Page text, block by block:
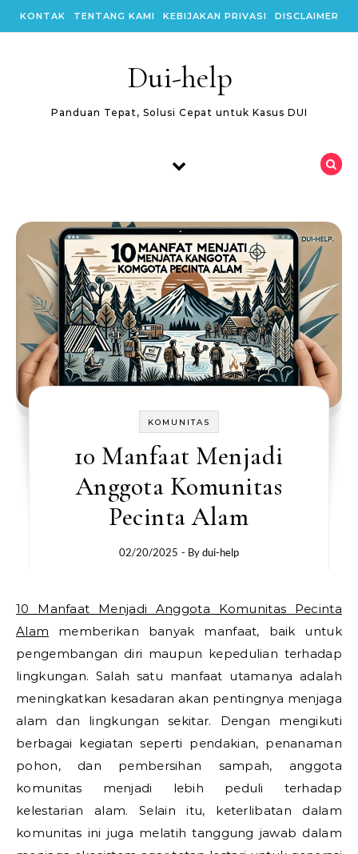
KONTAK TENTANG KAMI KEBIJAKAN PRIVASI DISCLAIMER
Dui-help
Panduan Tepat, Solusi Cepat untuk Kasus DUI
KOMUNITAS
10 Manfaat Menjadi
Anggota Komunitas
Pecinta Alam
02/20/2025 - Bydui-help
10 Manfaat Menjadi Anggota Komunitas Pecinta
Alam memberikan banyak manfaat, baik untuk
pengembangan diri maupun kepedulian terhadap
lingkungan. Salah satu manfaat utamanya adalah
meningkatkan kesadaran akan pentingnya menjaga
alam dan lingkungan sekitar. Dengan mengikuti
berbagai kegiatan seperti pendakian, penanaman
pohon, dan pembersihan sampah, anggota
komunitas menjadi lebih peduli terhadap
kelestarian alam. Selain itu, keterlibatan dalam
komunitas ini juga melatih tanggung jawab dalam